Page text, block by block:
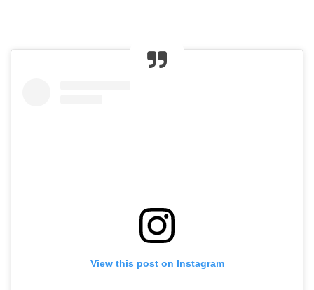
View this post on Instagram